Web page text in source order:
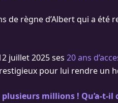
de règne d’Albert qui a été
juillet 2025 ses 20 ans
pour lui rendre un
millions ! Qu’a-t-il